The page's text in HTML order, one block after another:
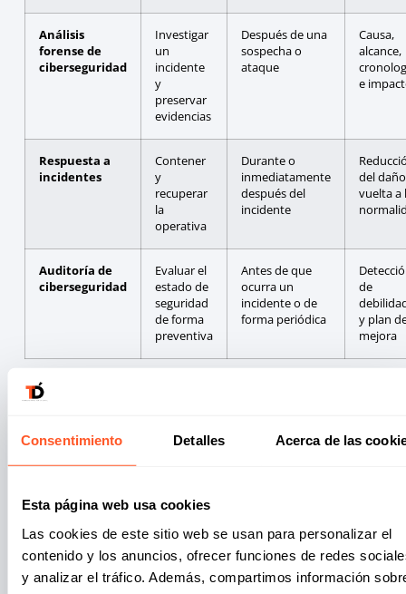
Consentimiento Detalles Acerca de las
Esta página web usa cookies
Las cookies de este sitio web se usan para personalizar el
contenido y los anuncios, ofrecer funciones de redes
y analizar el tráfico. Además, compartimos información
Análisis
forense de
ciberseguridad
Investigar
un
incidente
y
preservar
evidencias
Después de una
sospecha o
ataque
Causa,
alcance,
e
Respuesta a
incidentes
Contener
y
recuperar
la
operativa
Durante o
inmediatamente
después del
incidente
del
vuelta a
Auditoría de
ciberseguridad
Evaluar el
estado de
seguridad
de forma
preventiva
Antes de que
ocurra un
incidente o de
forma periódica
de
y plan
mejora
forense de ciberseguridad?
No siempre hay un aviso claro. En muchos casos, la
encajan con la operativa habitual.
Indicadores frecuentes
Inicio de sesión desde ubicaciones inusuales